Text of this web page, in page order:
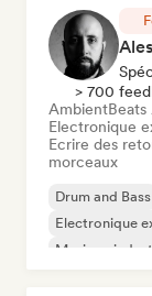
> 700
Ambient
Electronique
Ecrire des
morceaux
Drum and Bass
Electronique
Musique